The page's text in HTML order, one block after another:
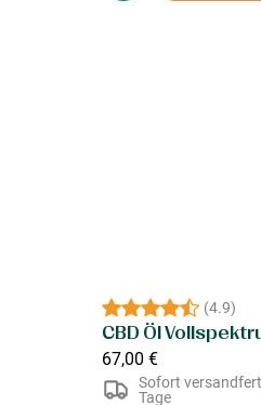
(4.9)
CBD Öl
67,00 €
Sofort
Tage